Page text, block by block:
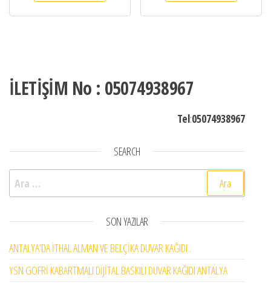
İLETİŞİM No : 05074938967
Tel:05074938967
SEARCH
Arama:
SON YAZILAR
ANTALYA’DA İTHAL ALMAN VE BELÇİKA DUVAR KAĞIDI .
YSN GOFRİ KABARTMALI DİJİTAL BASKILI DUVAR KAĞIDI ANTALYA